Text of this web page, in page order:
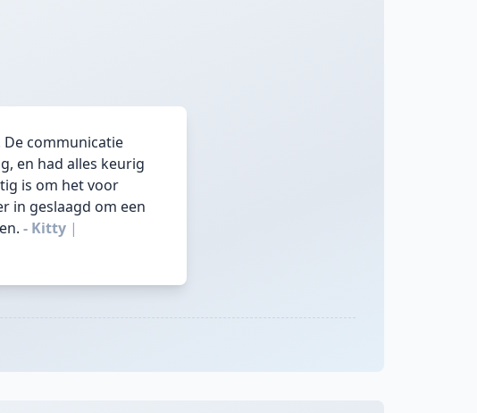
De communicatie
en had alles keurig
is om het voor
in geslaagd om een
- Kitty |